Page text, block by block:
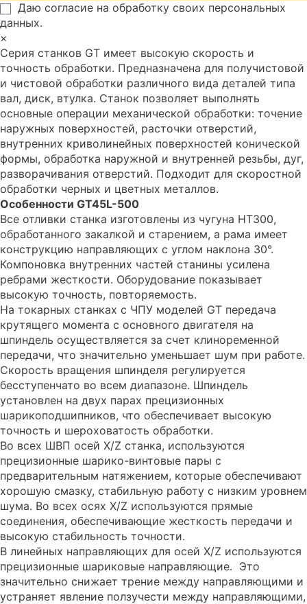
Даю согласие на обработку своих персональных
данных.
×
Серия станков GT имеет высокую скорость и
точность обработки. Предназначена для получистовой
и чистовой обработки различного вида деталей типа
вал, диск, втулка. Станок позволяет выполнять
основные операции механической обработки: точение
наружных поверхностей, расточки отверстий,
внутренних криволинейных поверхностей конической
формы, обработка наружной и внутренней резьбы, дуг,
разворачивания отверстий. Подходит для скоростной
обработки черных и цветных металлов.
Особенности GT45L-500
Все отливки станка изготовлены из чугуна HT300,
обработанного закалкой и старением, а рама имеет
конструкцию направляющих с углом наклона 30°.
Компоновка внутренних частей станины усилена
ребрами жесткости. Оборудование показывает
высокую точность, повторяемость.
На токарных станках с ЧПУ моделей GT передача
крутящего момента с основного двигателя на
шпиндель осуществляется за счет клиноременной
передачи, что значительно уменьшает шум при работе.
Скорость вращения шпинделя регулируется
бесступенчато во всем диапазоне. Шпиндель
установлен на двух парах прецизионных
шарикоподшипников, что обеспечивает высокую
точность и шероховатость обработки.
Во всех ШВП осей X/Z станка, используются
прецизионные шарико-винтовые пары с
предварительным натяжением, которые обеспечивают
хорошую смазку, стабильную работу с низким уровнем
шума. Во всех осях X/Z используются прямые
соединения, обеспечивающие жесткость передачи и
высокую стабильность точности.
В линейных направляющих для осей X/Z используются
прецизионные шариковые направляющие. Это
значительно снижает трение между направляющими и
устраняет явление ползучести между направляющими,